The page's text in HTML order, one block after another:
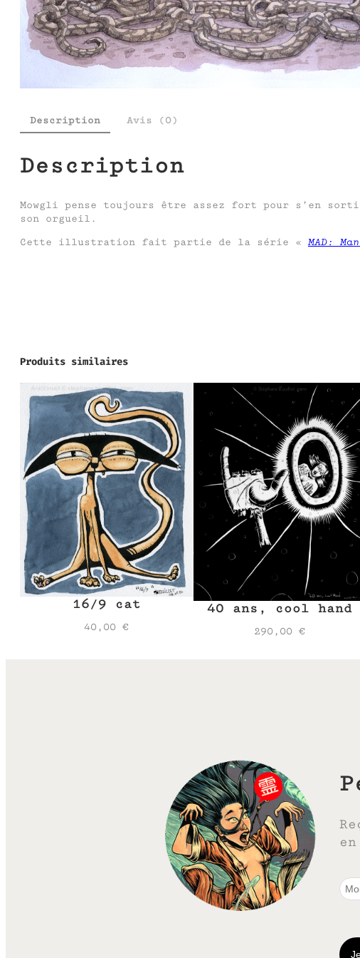
Description Avis (0)
Description
Mowgli pense toujours être assez fort pour s’en
son orgueil.
Cette illustration fait partie de la série «MAD:
Produits similaires
16/9 cat
40,00€
40 ans, cool hand
290,00€